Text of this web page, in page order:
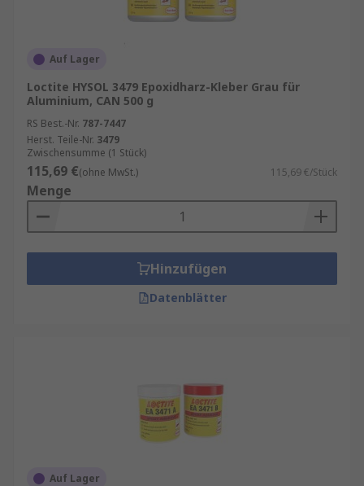
Auf Lager
Loctite HYSOL 3479 Epoxidharz-Kleber Grau für
Aluminium, CAN 500 g
RS Best.-Nr. 787-7447
Herst. Teile-Nr. 3479
Zwischensumme (1 Stück)
115,69 €(ohne MwSt.) 115,69 €/Stück
Menge
Hinzufügen
Datenblätter
Auf Lager